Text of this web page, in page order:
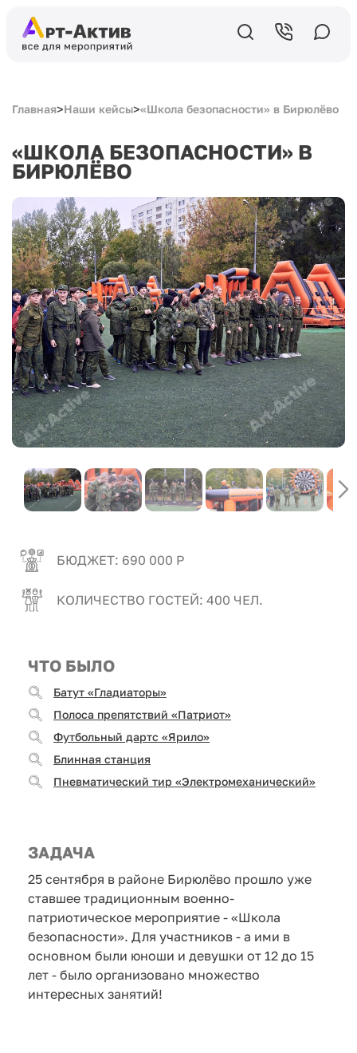
Главная>Наши кейсы>«Школа безопасности» в Бирюлёво
«ШКОЛА БЕЗОПАСНОСТИ» В
БИРЮЛЁВО
БЮДЖЕТ: 690 000 Р
КОЛИЧЕСТВО ГОСТЕЙ: 400 ЧЕЛ.
ЧТО БЫЛО
Батут «Гладиаторы»
Полоса препятствий «Патриот»
Футбольный дартс «Ярило»
Блинная станция
Пневматический тир «Электромеханический»
ЗАДАЧА
25 сентября в районе Бирюлёво прошло уже
ставшее традиционным военно-
патриотическое мероприятие - «Школа
безопасности». Для участников - а ими в
основном были юноши и девушки от 12 до 15
лет - было организовано множество
интересных занятий!